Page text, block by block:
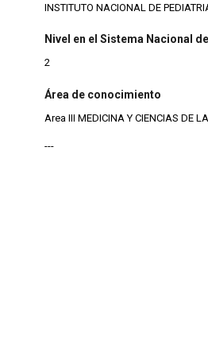
INSTITUTO NACIONAL DE
Nivel en el Sistema Nacional
2
Área de conocimiento
Area III MEDICINA Y CIENCIAS DE
---